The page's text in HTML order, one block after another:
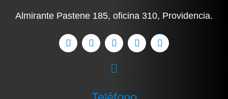
Almirante Pastene 185, oficina 310, Providencia.